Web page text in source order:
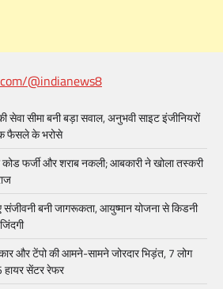
@indianews8
सेवा सीमा बनी बड़ा सवाल, अनुभवी साइट इंजीनियरों
फैसले के भरोसे
फर्जी और शराब नकली; आबकारी ने खोला तस्करी
संजीवनी बनी जागरूकता, आयुष्मान योजना से किडनी
और टेंपो की आमने-सामने जोरदार भिड़ंत, 7 लोग
हायर सेंटर रेफर​